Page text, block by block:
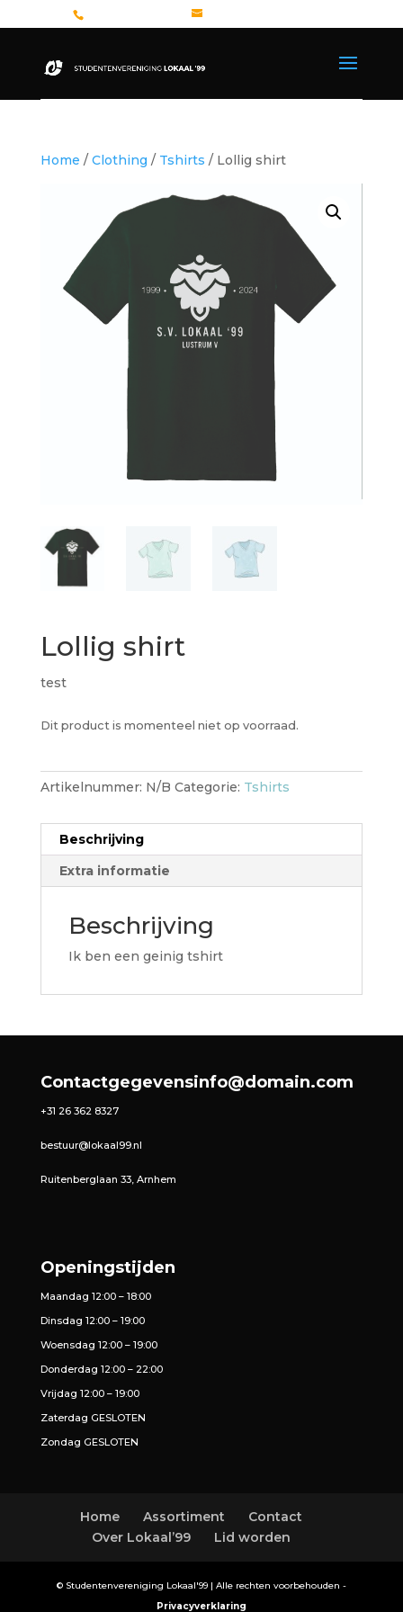
Home / Clothing / Tshirts / Lollig shirt
Lollig shirt
test
Dit product is momenteel niet op voorraad.
Artikelnummer: N/B Categorie: Tshirts
Beschrijving
Extra informatie
Beschrijving
Ik ben een geinig tshirt
Contactgegevens
+31 26 362 8327
bestuur@lokaal99.nl
Ruitenberglaan 33, Arnhem
info@domain.com
Openingstijden
Maandag 12:00 – 18:00
Dinsdag 12:00 – 19:00
Woensdag 12:00 – 19:00
Donderdag 12:00 – 22:00
Vrijdag 12:00 – 19:00
Zaterdag GESLOTEN
Zondag GESLOTEN
Home Assortiment
Contact
Over Lokaal’99
Lid worden
© Studentenvereniging Lokaal'99 | Alle rechten voorbehouden -
Privacyverklaring